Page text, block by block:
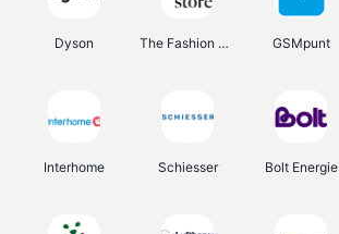
Dyson The Fashion Store GSMpunt
Interhome Schiesser Bolt Energie